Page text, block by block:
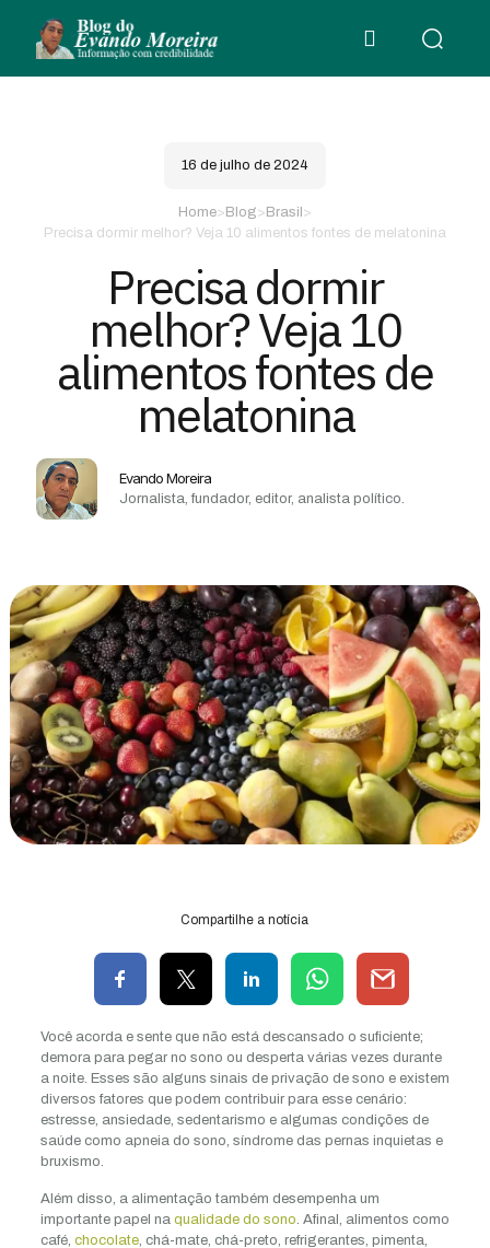
16 de julho de 2024
Home> Blog> Brasil >
Precisa dormir melhor? Veja 10 alimentos fontes de melatonina
Precisa dormir
melhor? Veja 10
alimentos fontes de
melatonina
Evando Moreira
Jornalista, fundador, editor, analista político.
Compartilhe a notícia
Você acorda e sente que não está descansado o suficiente;
demora para pegar no sono ou desperta várias vezes durante
a noite. Esses são alguns sinais de privação de sono e existem
diversos fatores que podem contribuir para esse cenário:
estresse, ansiedade, sedentarismo e algumas condições de
saúde como apneia do sono, síndrome das pernas inquietas e
bruxismo.
Além disso, a alimentação também desempenha um
importante papel na qualidade do sono. Afinal, alimentos como
café, chocolate, chá-mate, chá-preto, refrigerantes, pimenta,